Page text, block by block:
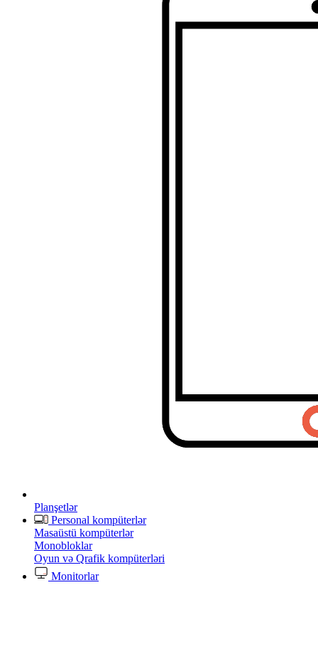
Planşetlər
Personal kompüterlər
Masaüstü kompüterlər
Monobloklar
Oyun və Qrafik kompüterləri
Monitorlar